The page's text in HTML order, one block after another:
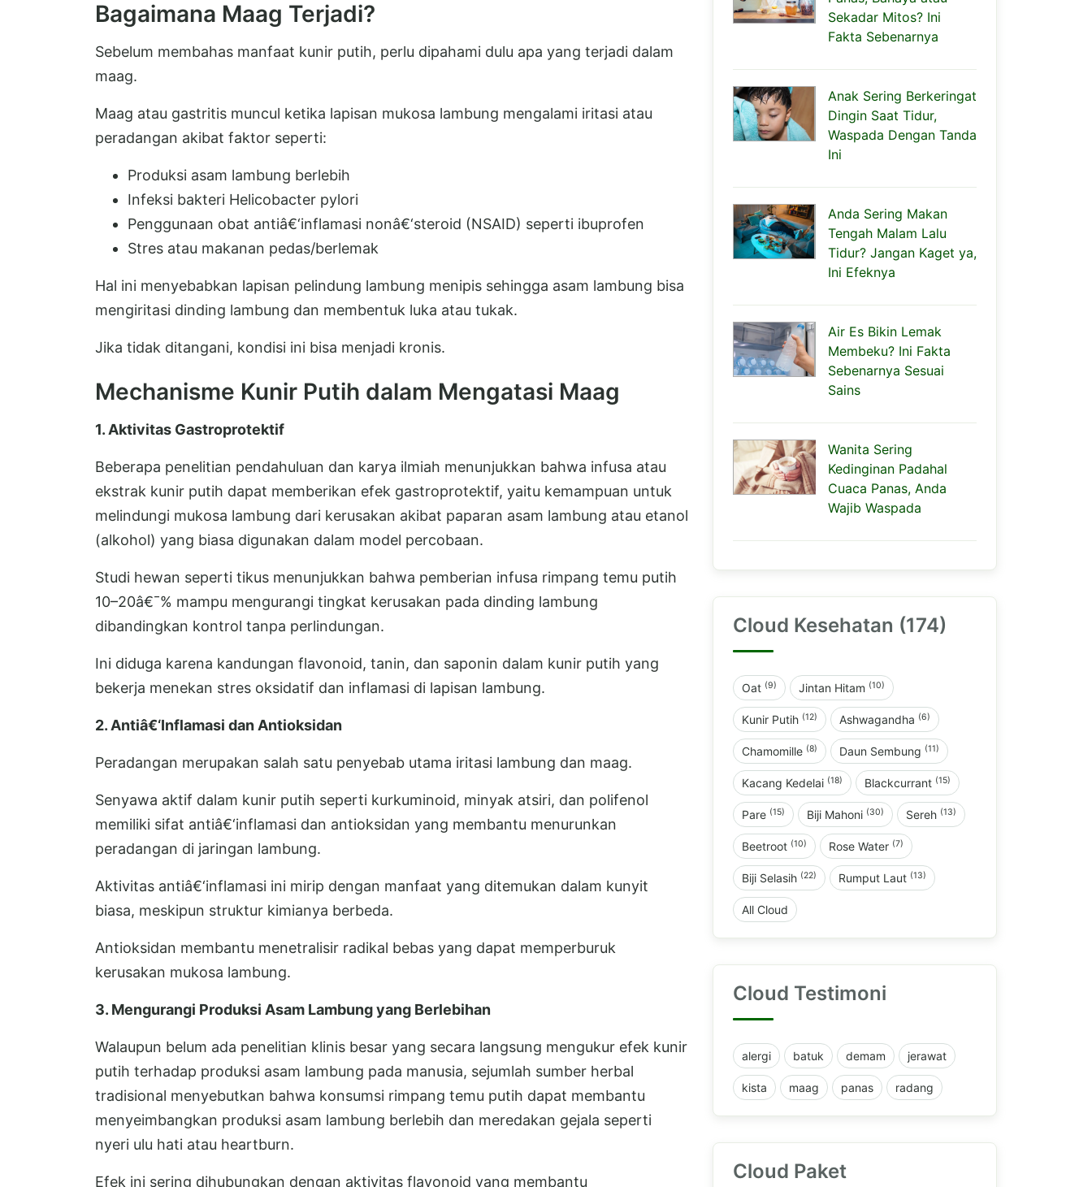
Bagaimana Maag Terjadi?
Sebelum membahas manfaat kunir putih, perlu dipahami dulu apa yang terjadi dalam
maag.
Maag atau gastritis muncul ketika lapisan mukosa lambung mengalami iritasi atau
peradangan akibat faktor seperti:
Produksi asam lambung berlebih
Infeksi bakteri Helicobacter pylori
Penggunaan obat antiâ€‘inflamasi nonâ€‘steroid (NSAID) seperti ibuprofen
Stres atau makanan pedas/berlemak
Hal ini menyebabkan lapisan pelindung lambung menipis sehingga asam lambung bisa
mengiritasi dinding lambung dan membentuk luka atau tukak.
Jika tidak ditangani, kondisi ini bisa menjadi kronis.
Mechanisme Kunir Putih dalam Mengatasi Maag
1. Aktivitas Gastroprotektif
Beberapa penelitian pendahuluan dan karya ilmiah menunjukkan bahwa infusa atau
ekstrak kunir putih dapat memberikan efek gastroprotektif, yaitu kemampuan untuk
melindungi mukosa lambung dari kerusakan akibat paparan asam lambung atau etanol
(alkohol) yang biasa digunakan dalam model percobaan.
Studi hewan seperti tikus menunjukkan bahwa pemberian infusa rimpang temu putih
10–20â€¯% mampu mengurangi tingkat kerusakan pada dinding lambung
dibandingkan kontrol tanpa perlindungan.
Ini diduga karena kandungan flavonoid, tanin, dan saponin dalam kunir putih yang
bekerja menekan stres oksidatif dan inflamasi di lapisan lambung.
2. Antiâ€‘Inflamasi dan Antioksidan
Peradangan merupakan salah satu penyebab utama iritasi lambung dan maag.
Senyawa aktif dalam kunir putih seperti kurkuminoid, minyak atsiri, dan polifenol
memiliki sifat antiâ€‘inflamasi dan antioksidan yang membantu menurunkan
peradangan di jaringan lambung.
Aktivitas antiâ€‘inflamasi ini mirip dengan manfaat yang ditemukan dalam kunyit
biasa, meskipun struktur kimianya berbeda.
Antioksidan membantu menetralisir radikal bebas yang dapat memperburuk
kerusakan mukosa lambung.
3. Mengurangi Produksi Asam Lambung yang Berlebihan
Walaupun belum ada penelitian klinis besar yang secara langsung mengukur efek kunir
putih terhadap produksi asam lambung pada manusia, sejumlah sumber herbal
tradisional menyebutkan bahwa konsumsi rimpang temu putih dapat membantu
menyeimbangkan produksi asam lambung berlebih dan meredakan gejala seperti
nyeri ulu hati atau heartburn.
Efek ini sering dihubungkan dengan aktivitas flavonoid yang membantu
Sekadar Mitos? Ini
Fakta Sebenarnya
Anak Sering Berkeringat
Dingin Saat Tidur,
Waspada Dengan Tanda
Ini
Anda Sering Makan
Tengah Malam Lalu
Tidur? Jangan Kaget ya,
Ini Efeknya
Air Es Bikin Lemak
Membeku? Ini Fakta
Sebenarnya Sesuai
Sains
Wanita Sering
Kedinginan Padahal
Cuaca Panas, Anda
Wajib Waspada
Cloud Kesehatan (174)
Oat (9) Jintan Hitam (10)
Kunir Putih (12) Ashwagandha (6)
Chamomille (8) Daun Sembung (11)
Kacang Kedelai (18) Blackcurrant (15)
Pare (15) Biji Mahoni (30) Sereh (13)
Beetroot (10) Rose Water (7)
Biji Selasih (22) Rumput Laut (13)
All Cloud
Cloud Testimoni
alergi batuk demam jerawat
kista maag panas radang
Cloud Paket